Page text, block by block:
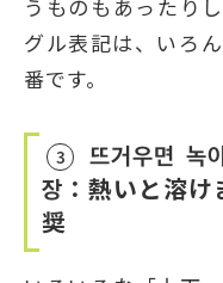
うものもあったり
グル表記は、いろ
番です。
3
뜨거우면
장：熱いと溶
奨